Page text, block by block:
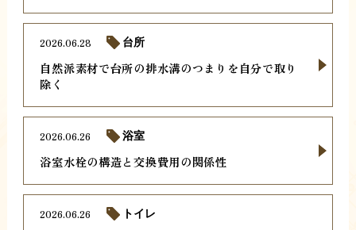
自然派素材で台所の排水溝のつまりを自分で取り
除く
2026.06.28 台所
浴室水栓の構造と交換費用の関係性
2026.06.26 浴室
2026.06.26 トイレ